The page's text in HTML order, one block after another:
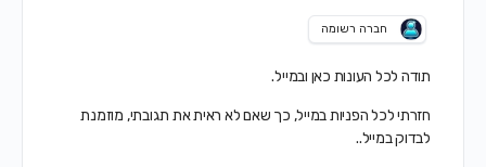
חברה רשומה
תודה לכל העונות כאן ובמייל.
חזרתי לכל הפניות במייל, כך שאם לא ראית את תגובתי, מוזמנת
לבדוק במייל..